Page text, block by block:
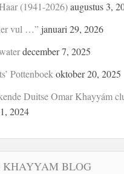
(1941-2026) augustus 3,
vul …” januari 29, 2026
december 7, 2025
Pottenboek oktober 20, 2025
Duitse Omar Khayyám
2024
KHAYYAM BLOG